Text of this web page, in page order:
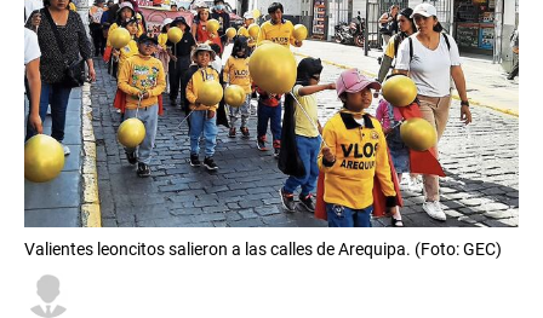
Valientes leoncitos salieron a las calles de Arequipa. (Foto: GEC)